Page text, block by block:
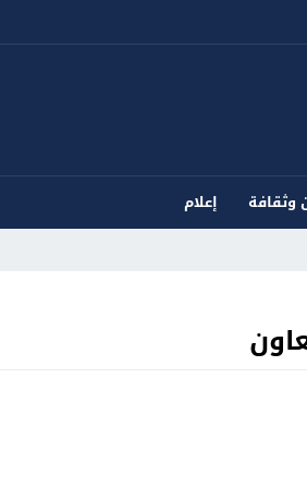
وثقافة
إعلام